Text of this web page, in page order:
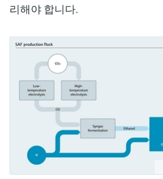
리해야 합니다.